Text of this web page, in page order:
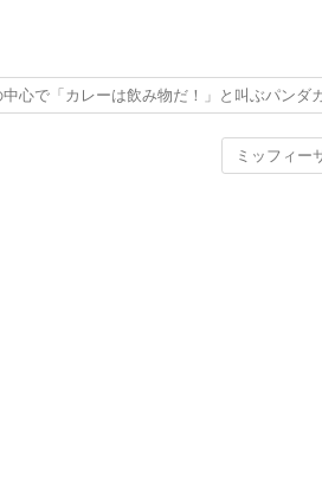
心で「カレーは飲み物だ！」と叫ぶパンダ
ミッフィー